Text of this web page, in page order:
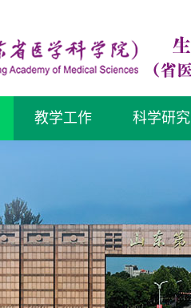
教学工作 科学研究